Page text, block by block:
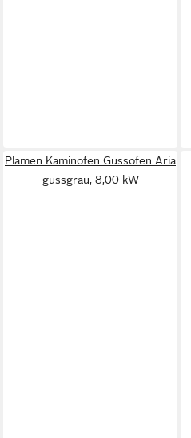
Plamen Kaminofen Gussofen Aria
gussgrau, 8,00 kW